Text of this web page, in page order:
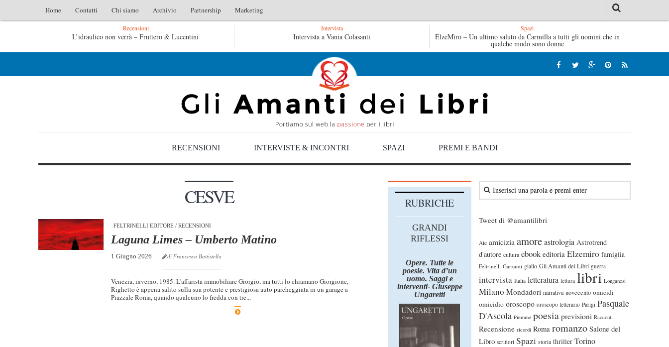
Home Contatti Chi siamo Archivio Partnership Marketing
Recensioni
L’idraulico non verrà – Fruttero & Lucentini L’arte di uno storico – Emilio Gentile Tutte le mattine di Sybil – Virginia Evans L’idraulico non verrà
Intervista
Intervista a Vania Colasanti
Spazi
ElzeMìro – Un ultimo saluto da Carmilla a tutti gli uomini che in
qualche modo sono donne
RECENSIONI INTERVISTE & INCONTRI SPAZI PREMI E BANDI
CESVE
FELTRINELLI EDITORE / RECENSIONI
Laguna Limes – Umberto Matino
1 Giugno 2026 di Francesca Battistella
Venezia, inverno, 1985. L’affarista immobiliare Giorgio, ma tutti lo chiamano Giorgione,
Righetto è appena salito sulla sua potente e prestigiosa auto parcheggiata in un garage a
Piazzale Roma, quando qualcuno lo fredda con tre...
Tweet di @amantilibri
Aie amicizia amoreastrologia Astrotrend
d'autore cultura ebook editoria Elzemiro famiglia
Feltrinelli Garzanti giallo Gli Amanti dei Libri guerra
intervista Italia letteratura lettura libri Longanesi
Milano Mondadori narrativa novecento omicidi
omicidio oroscopo oroscopo letterario Parigi Pasquale
D'Ascola Piemme poesia previsioni Racconti
Recensione ricordi Roma romanzo Salone del
Libro scrittori Spazi storia thriller Torino
RUBRICHE
GRANDI
RIFLESSI
Opere. Tutte le
poesie. Vita d’un
uomo. Saggi e
interventi- Giuseppe
Ungaretti